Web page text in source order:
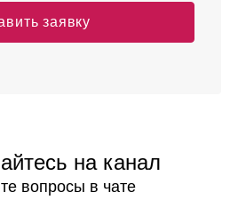
заявку
на канал
вопросы в чате